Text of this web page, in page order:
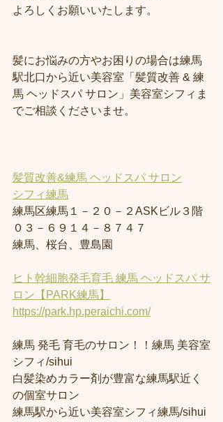
よろしくお願いいたします。
髪にお悩みの方やお困りの場合は練馬
駅北口から近い美容室「髪質改善 & 練
馬 ヘッドスパ サロン」美容室シフィま
でご相談くださいませ。
髪質改善&練馬 ヘッドスパ サロン
シフィ練馬
練馬区練馬１－２０－２ASKビル３階
０３－６９１４－８７４７
練馬、桜台、豊島園
ヒト幹細胞発毛育毛 練馬 ヘッドスパ サ
ロン【PARK練馬】
https://park.hp.peraichi.com/
練馬 発毛 育毛のサロン！！練馬 美容室
シフィ/sihui
白髪染めカラー剤が豊富な練馬駅近く
の個室サロン
練馬駅から近い美容室シフィ練馬/sihui